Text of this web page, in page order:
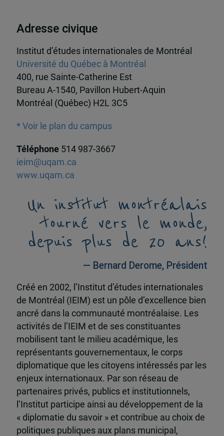
Adresse civique
Institut d’études internationales de Montréal
Université du Québec à Montréal
400, rue Sainte-Catherine Est
Bureau A-1540, Pavillon Hubert-Aquin
Montréal (Québec) H2L 3C5
* Voir le plan du campus
Téléphone 514 987-3667
ieim@uqam.ca
www.uqam.ca
Un institut montréalais
tourné vers le monde,
depuis plus de 20 ans!
— Bernard Derome, Président
Créé en 2002, l’Institut d’études internationales
de Montréal (IEIM) est un pôle d’excellence bien
ancré dans la communauté montréalaise. Les
activités de l’IEIM et de ses constituantes
mobilisent tant le milieu académique, les
représentants gouvernementaux, le corps
diplomatique que les citoyens intéressés par les
enjeux internationaux. Par son réseau de
partenaires privés, publics et institutionnels,
l’Institut participe ainsi au développement de la
« diplomatie du savoir » et contribue au choix de
politiques publiques aux plans municipal,